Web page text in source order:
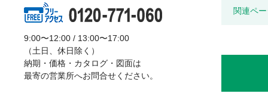
関連ペ
9:00〜12:00 / 13:00〜17:00
（土日、休日除く）
納期・価格・カタログ・図面は
最寄の営業所へお問合せください。